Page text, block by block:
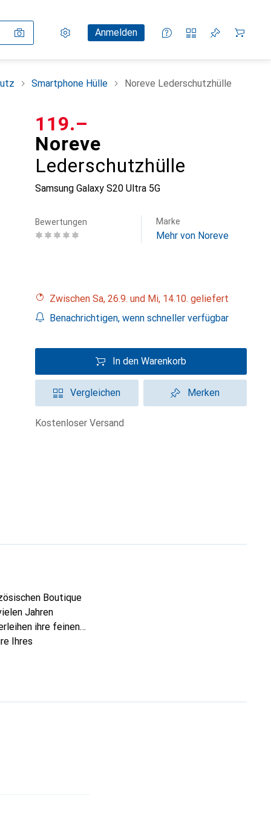
Einstellungen
KundenkontoAnmelden
Vergleichslisten
Merklisten
Warenkorb
Smartphone Hülle Noreve Lederschutzhülle
Noreve
Lederschutzhülle
Samsung Galaxy S20 Ultra 5G
CHF
119.–
Bewertungen Marke
Mehr von Noreve
Zwischen Sa, 26.9. und Mi, 14.10. geliefert
Benachrichtigen, wenn schneller verfügbar
In den Warenkorb
Vergleichen Merken
kostenloser Versand
Boutique
Jahren
ihre feinen
Ihres